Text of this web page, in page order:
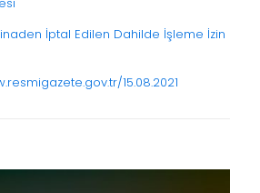
İptal Edilen Dahilde İşleme İzin
15.08.2021